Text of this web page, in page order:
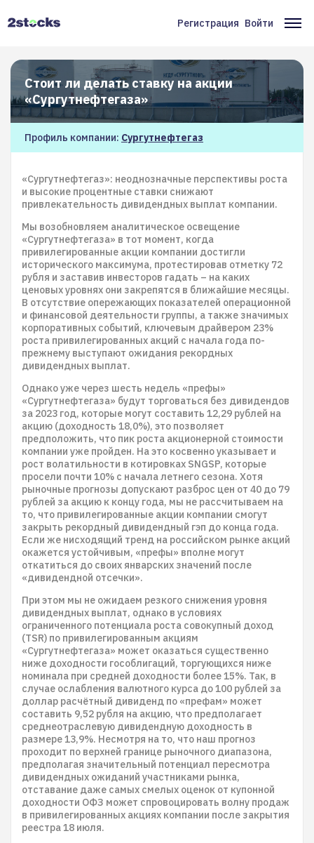
Меню
учётной
записи
пользователя
Регистрация Войти
Стоит ли делать ставку на акции
«Сургутнефтегаза»
Профиль компании: Сургутнефтегаз
«Сургутнефтегаз»: неоднозначные перспективы роста
и высокие процентные ставки снижают
привлекательность дивидендных выплат компании.
Мы возобновляем аналитическое освещение
«Сургутнефтегаза» в тот момент, когда
привилегированные акции компании достигли
исторического максимума, протестировав отметку 72
рубля и заставив инвесторов гадать – на каких
ценовых уровнях они закрепятся в ближайшие месяцы.
В отсутствие опережающих показателей операционной
и финансовой деятельности группы, а также значимых
корпоративных событий, ключевым драйвером 23%
роста привилегированных акций с начала года по-
прежнему выступают ожидания рекордных
дивидендных выплат.
Однако уже через шесть недель «префы»
«Сургутнефтегаза» будут торговаться без дивидендов
за 2023 год, которые могут составить 12,29 рублей на
акцию (доходность 18,0%), это позволяет
предположить, что пик роста акционерной стоимости
компании уже пройден. На это косвенно указывает и
рост волатильности в котировках SNGSP, которые
просели почти 10% с начала летнего сезона. Хотя
рыночные прогнозы допускают разброс цен от 40 до 79
рублей за акцию к концу года, мы не рассчитываем на
то, что привилегированные акции компании смогут
закрыть рекордный дивидендный гэп до конца года.
Если же нисходящий тренд на российском рынке акций
окажется устойчивым, «префы» вполне могут
откатиться до своих январских значений после
«дивидендной отсечки».
При этом мы не ожидаем резкого снижения уровня
дивидендных выплат, однако в условиях
ограниченного потенциала роста совокупный доход
(TSR) по привилегированным акциям
«Сургутнефтегаза» может оказаться существенно
ниже доходности гособлигаций, торгующихся ниже
номинала при средней доходности более 15%. Так, в
случае ослабления валютного курса до 100 рублей за
доллар расчётный дивиденд по «префам» может
составить 9,52 рубля на акцию, что предполагает
среднеотраслевую дивидендную доходность в
размере 13,9%. Несмотря на то, что наш прогноз
проходит по верхней границе рыночного диапазона,
предполагая значительный потенциал пересмотра
дивидендных ожиданий участниками рынка,
отставание даже самых смелых оценок от купонной
доходности ОФЗ может спровоцировать волну продаж
в привилегированных акциях компании после закрытия
реестра 18 июля.